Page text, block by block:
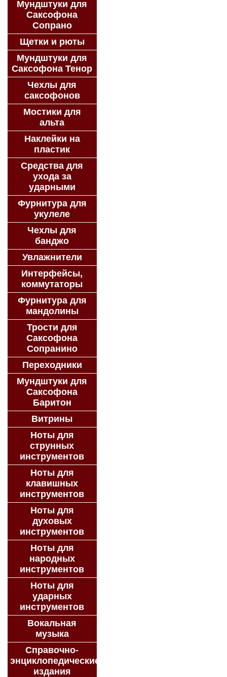
Мундштуки для
Саксофона
Сопрано
Щетки и рюты
Мундштуки для
Саксофона Тенор
Чехлы для
саксофонов
Мостики для
альта
Наклейки на
пластик
Средства для
ухода за
ударными
Фурнитура для
укулеле
Чехлы для
банджо
Увлажнители
Интерфейсы,
коммутаторы
Фурнитура для
мандолины
Трости для
Саксофона
Сопранино
Переходники
Мундштуки для
Саксофона
Баритон
Витрины
Ноты для
струнных
инструментов
Ноты для
клавишных
инструментов
Ноты для
духовых
инструментов
Ноты для
народных
инструментов
Ноты для
ударных
инструментов
Вокальная
музыка
Справочно-
энциклопедические
издания